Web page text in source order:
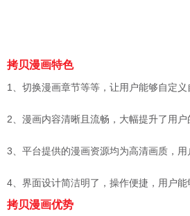
拷贝漫画特色
1、切换漫画章节等等，让用户能够自定义
2、漫画内容清晰且流畅，大幅提升了用户
3、平台提供的漫画资源均为高清画质，
4、界面设计简洁明了，操作便捷，用户能
拷贝漫画优势